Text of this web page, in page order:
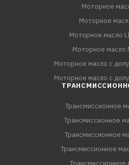
Моторное
Моторное
Моторное масло
Моторное масло
Моторное масло с
Моторное масло с
Трансмиссионное
Трансмиссионное
Трансмиссионное
Трансмиссионное
Трансмиссионное